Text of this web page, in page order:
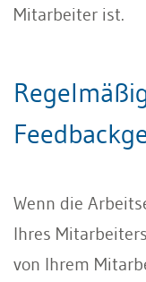
Mitarbeiter ist.
Wenn die
Ihres
von Ihrem